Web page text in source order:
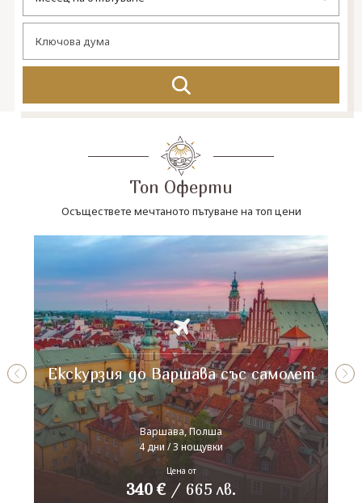
Топ Оферти
Осъществете мечтаното пътуване на топ цени
Екскурзия до Варшава със самолет
Варшава, Полша
4 дни / 3 нощувки
Цена от
340 € / 665 лв.